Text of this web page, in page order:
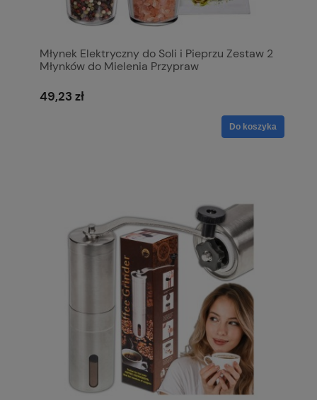
Młynek Elektryczny do Soli i Pieprzu Zestaw 2
Młynków do Mielenia Przypraw
49,23 zł
Do koszyka